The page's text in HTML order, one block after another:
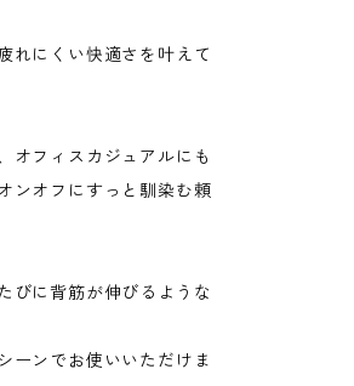
れにくい快適さを叶えて
オフィスカジュアルにも
ンオフにすっと馴染む頼
びに背筋が伸びるような
ーンでお使いいただけま